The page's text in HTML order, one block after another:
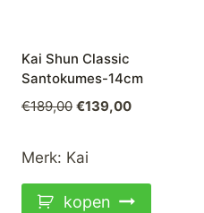
Kai Shun Classic
Santokumes-14cm
€189,00 Oorspronkelijke
was:
€139,00Huidige
Merk: Kai
kopen